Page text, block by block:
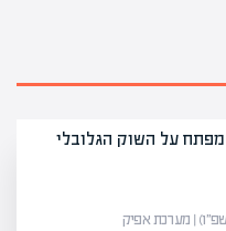
על השוק הגלובלי